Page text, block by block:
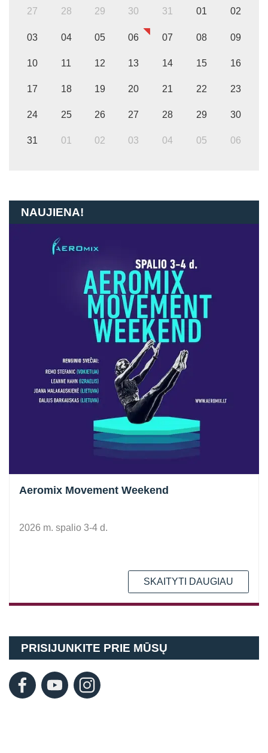
27 28 29 30 31 01 02
03 04 05 06 07 08 09
10 11 12 13 14 15 16
17 18 19 20 21 22 23
24 25 26 27 28 29 30
31 01 02 03 04 05 06
NAUJIENA!
Aeromix Movement Weekend
2026 m. spalio 3-4 d.
SKAITYTI DAUGIAU
PRISIJUNKITE PRIE MŪSŲ